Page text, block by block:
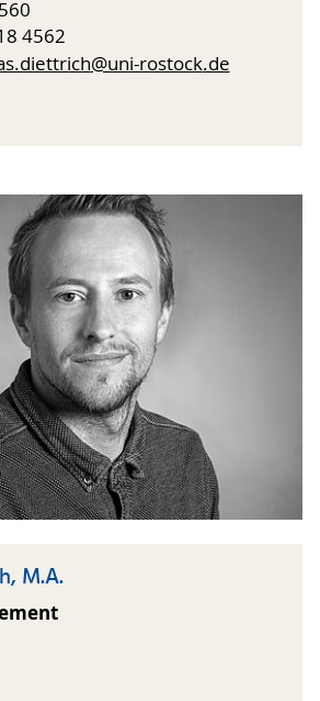
4562
@uni-rostock.de
M.A.